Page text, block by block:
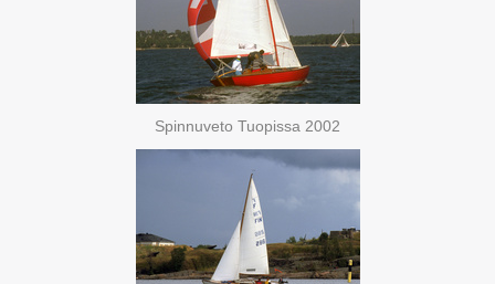
Spinnuveto Tuopissa 2002